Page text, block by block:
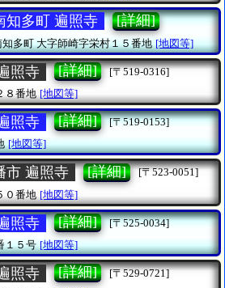
知多町 遍照寺 [詳細]
知多町大字師崎字栄村１５番地 [地図等]
照寺 [詳細]
[〒519-0316]
８番地 [地図等]
照寺 [詳細]
[〒519-0153]
[地図等]
市 遍照寺 [詳細]
[〒523-0051]
０番地 [地図等]
照寺 [詳細]
[〒525-0034]
１５号 [地図等]
照寺 [詳細]
[〒529-0721]